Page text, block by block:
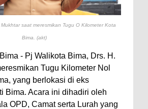
Perairan Sanggar
Perkuat Soliditas-Sinergi,
Kejari dan Kodim 1608
Nobar Piala Dunia Argentina vs
Inggris, Polres Bima Pererat
Silaturahmi dengan Masyarakat
saat meresmikan Tugu O Kilometer Kota
Bima. (akt)
- Pj Walikota Bima, Drs. H.
Tugu Kilometer Nol
yang berlokasi di eks
Bima. Acara ini dihadiri oleh
OPD, Camat serta Lurah yang